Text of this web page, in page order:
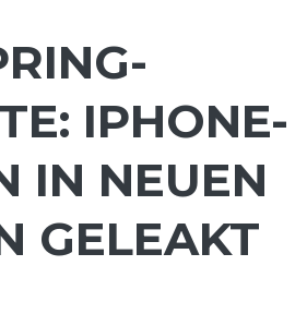
IPHONE-
IN NEUEN
GELEAKT